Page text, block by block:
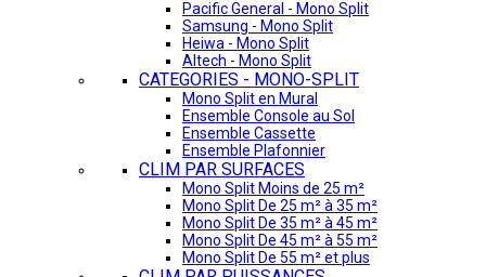
Pacific General - Mono Split
Samsung - Mono Split
Heiwa - Mono Split
Altech - Mono Split
CATEGORIES - MONO-SPLIT
Mono Split en Mural
Ensemble Console au Sol
Ensemble Cassette
Ensemble Plafonnier
CLIM PAR SURFACES
Mono Split Moins de 25 m²
Mono Split De 25 m² à 35 m²
Mono Split De 35 m² à 45 m²
Mono Split De 45 m² à 55 m²
Mono Split De 55 m² et plus